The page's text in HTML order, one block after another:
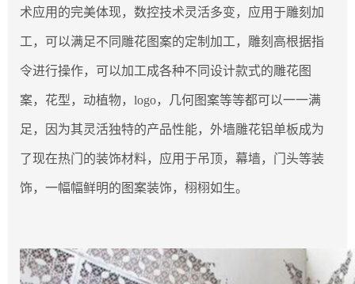
术应用的完美体现，数控技术灵活多变，应用于雕刻加
工，可以满足不同雕花图案的定制加工，雕刻高根据指
令进行操作，可以加工成各种不同设计款式的雕花图
案，花型，动植物，logo，几何图案等等都可以一一满
足，因为其灵活独特的产品性能，外墙雕花铝单板成为
了现在热门的装饰材料，应用于吊顶，幕墙，门头等装
饰，一幅幅鲜明的图案装饰，栩栩如生。